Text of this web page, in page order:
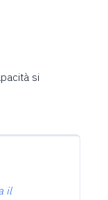
si
il